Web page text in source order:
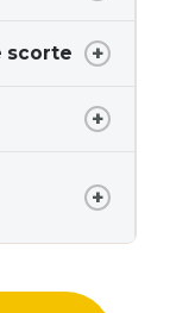
scorte